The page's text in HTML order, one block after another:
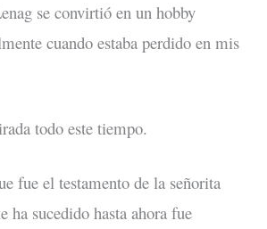
se convirtió en un hobby
cuando estaba perdido en mis
todo este tiempo.
fue el testamento de la señorita
ha sucedido hasta ahora fue